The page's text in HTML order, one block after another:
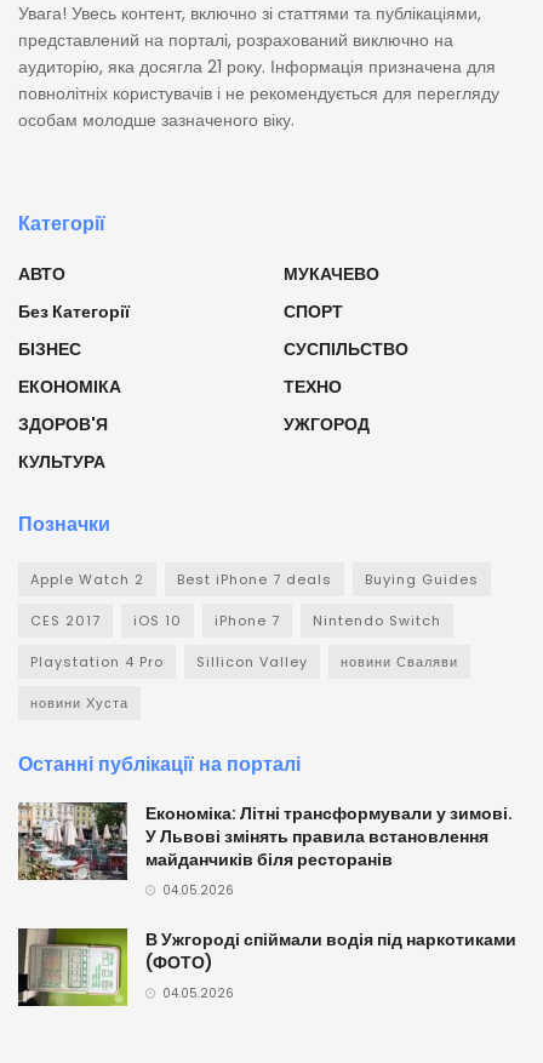
Увага! Увесь контент, включно зі статтями та публікаціями,
представлений на порталі, розрахований виключно на
аудиторію, яка досягла 21 року. Інформація призначена для
повнолітніх користувачів і не рекомендується для перегляду
особам молодше зазначеного віку.
Категорії
АВТО
Без Категорії
БІЗНЕС
ЕКОНОМІКА
ЗДОРОВ'Я
КУЛЬТУРА
МУКАЧЕВО
СПОРТ
СУСПІЛЬСТВО
ТЕХНО
УЖГОРОД
Позначки
Apple Watch 2 Best iPhone 7 deals Buying Guides
CES 2017 iOS 10 iPhone 7 Nintendo Switch
Playstation 4 Pro Sillicon Valley новини Сваляви
новини Хуста
Останні публікації на порталі
Економіка: Літні трансформували у зимові.
У Львові змінять правила встановлення
майданчиків біля ресторанів
04.05.2026
В Ужгороді спіймали водія під наркотиками
(ФОТО)
04.05.2026